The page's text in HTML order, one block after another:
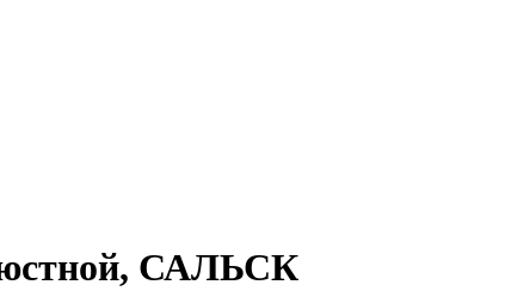
САЛЬСК